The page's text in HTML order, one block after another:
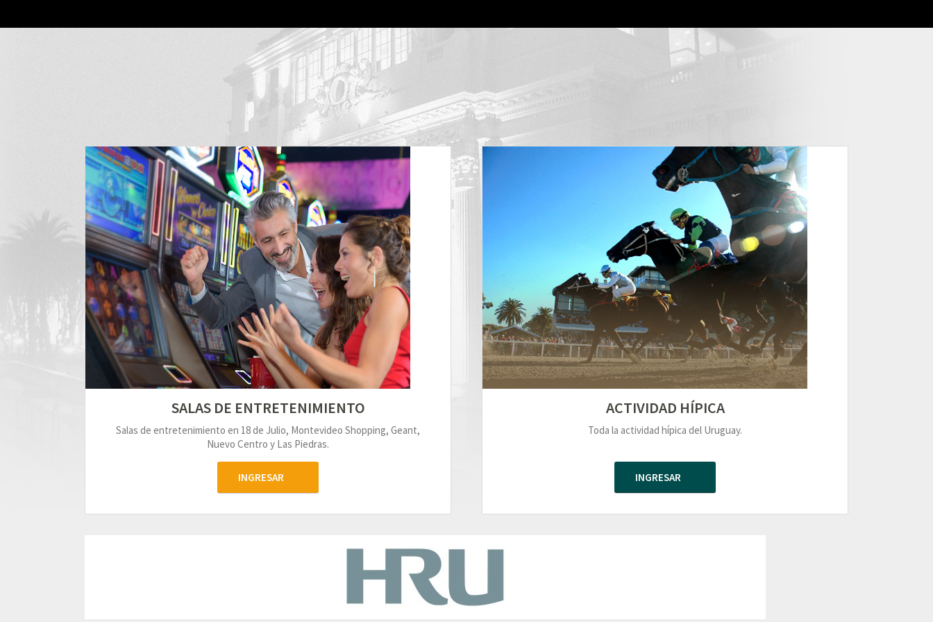
SALAS DE ENTRETENIMIENTO
Salas de entretenimiento en 18 de Julio, Montevideo Shopping, Geant,
Nuevo Centro y Las Piedras.
INGRESAR
ACTIVIDAD HÍPICA
Toda la actividad hípica del Uruguay.
INGRESAR